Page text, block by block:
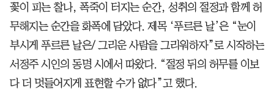
꽃이 피는 찰나, 폭죽이 터지는 순간, 성취의 절정과 함께 허
무해지는 순간을 화폭에 담았다. 제목 ‘푸르른 날’은 “눈이
부시게 푸르른 날은/ 그리운 사람을 그리워하자”로 시작하는
서정주 시인의 동명 시에서 따왔다. “절정 뒤의 허무를 이보
다 더 멋들어지게 표현할 수가 없다”고 했다.